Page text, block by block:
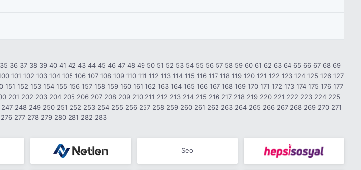
35 36 37 38 39 40 41 42 43 44 45 46 47 48 49 50 51 52 53 54 55 56 57 58 59 60 61 62 63 64 65 66 67 68 69
101 102 103 104 105 106 107 108 109 110 111 112 113 114 115 116 117 118 119 120 121 122 123 124 125 126 127
151 152 153 154 155 156 157 158 159 160 161 162 163 164 165 166 167 168 169 170 171 172 173 174 175 176 177
201 202 203 204 205 206 207 208 209 210 211 212 213 214 215 216 217 218 219 220 221 222 223 224 225
247 248 249 250 251 252 253 254 255 256 257 258 259 260 261 262 263 264 265 266 267 268 269 270 271
276 277 278 279 280 281 282 283
Seo